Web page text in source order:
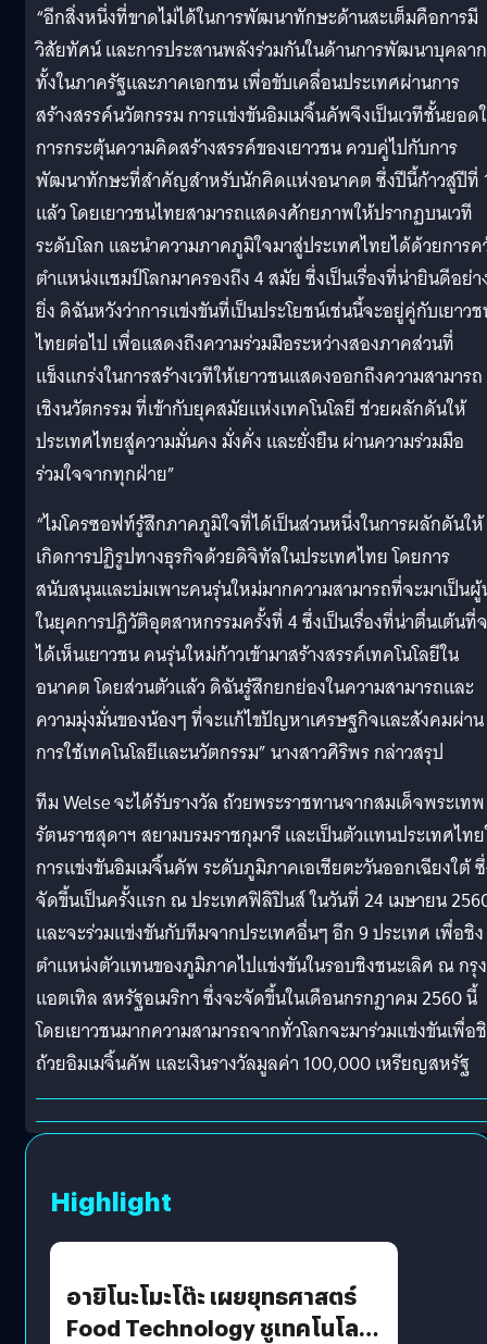
“อีกสิ่งหนึ่งที่ขาดไม่ได้ในการพัฒนาทักษะด้านสะเต็มคือการมี
วิสัยทัศน์ และการประสานพลังร่วมกันในด้านการพัฒนาบุคลา
ทั้งในภาครัฐและภาคเอกชน เพื่อขับเคลื่อนประเทศผ่านการ
สร้างสรรค์นวัตกรรม การแข่งขันอิมเมจิ้นคัพจึงเป็นเวทีชั้นยอด
การกระตุ้นความคิดสร้างสรรค์ของเยาวชน ควบคู่ไปกับการ
พัฒนาทักษะที่สำคัญสำหรับนักคิดแห่งอนาคต ซึ่งปีนี้ก้าวสู่ปีที่
แล้ว โดยเยาวชนไทยสามารถแสดงศักยภาพให้ปรากฏบนเวที
ระดับโลก และนำความภาคภูมิใจมาสู่ประเทศไทยได้ด้วยการค
ตำแหน่งแชมป์โลกมาครองถึง 4 สมัย ซึ่งเป็นเรื่องที่น่ายินดีอย่า
ยิ่ง ดิฉันหวังว่าการแข่งขันที่เป็นประโยชน์เช่นนี้จะอยู่คู่กับเยาว
ไทยต่อไป เพื่อแสดงถึงความร่วมมือระหว่างสองภาคส่วนที่
แข็งแกร่งในการสร้างเวทีให้เยาวชนแสดงออกถึงความสามารถ
เชิงนวัตกรรม ที่เข้ากับยุคสมัยแห่งเทคโนโลยี ช่วยผลักดันให้
ประเทศไทยสู่ความมั่นคง มั่งคั่ง และยั่งยืน ผ่านความร่วมมือ
ร่วมใจจากทุกฝ่าย”
“ไมโครซอฟท์รู้สึกภาคภูมิใจที่ได้เป็นส่วนหนึ่งในการผลักดันให้
เกิดการปฏิรูปทางธุรกิจด้วยดิจิทัลในประเทศไทย โดยการ
สนับสนุนและบ่มเพาะคนรุ่นใหม่มากความสามารถที่จะมาเป็นผู้
ในยุคการปฏิวัติอุตสาหกรรมครั้งที่ 4 ซึ่งเป็นเรื่องที่น่าตื่นเต้นที่
ได้เห็นเยาวชน คนรุ่นใหม่ก้าวเข้ามาสร้างสรรค์เทคโนโลยีใน
อนาคต โดยส่วนตัวแล้ว ดิฉันรู้สึกยกย่องในความสามารถและ
ความมุ่งมั่นของน้องๆ ที่จะแก้ไขปัญหาเศรษฐกิจและสังคมผ่าน
การใช้เทคโนโลยีและนวัตกรรม” นางสาวศิริพร กล่าวสรุป
ทีม Welse จะได้รับรางวัล ถ้วยพระราชทานจากสมเด็จพระเทพ
รัตนราชสุดาฯ สยามบรมราชกุมารี และเป็นตัวแทนประเทศไท
การแข่งขันอิมเมจิ้นคัพ ระดับภูมิภาคเอเชียตะวันออกเฉียงใต้
จัดขึ้นเป็นครั้งแรก ณ ประเทศฟิลิปินส์ ในวันที่ 24 เมษายน
และจะร่วมแข่งขันกับทีมจากประเทศอื่นๆ อีก 9 ประเทศ เพื่อชิง
ตำแหน่งตัวแทนของภูมิภาคไปแข่งขันในรอบชิงชนะเลิศ ณ กรุ
แอตเทิล สหรัฐอเมริกา ซึ่งจะจัดขึ้นในเดือนกรกฎาคม 2560 นี้
โดยเยาวชนมากความสามารถจากทั่วโลกจะมาร่วมแข่งขันเพื่อ
ถ้วยอิมเมจิ้นคัพ และเงินรางวัลมูลค่า 100,000 เหรียญสหรัฐ
Highlight
อายิโนะโมะโต๊ะ เผยยุทธศาสตร์
Food Technology ชูเทคโนโลยี